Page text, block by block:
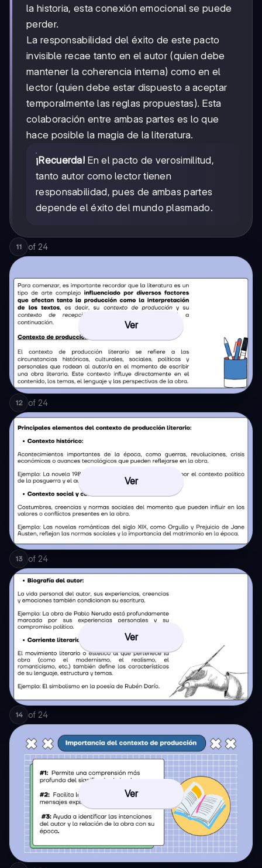
la historia, esta conexión emocional se puede
perder.
La responsabilidad del éxito de este pacto
invisible recae tanto en el autor (quien debe
mantener la coherencia interna) como en el
lector (quien debe estar dispuesto a aceptar
temporalmente las reglas propuestas). Esta
colaboración entre ambas partes es lo que
hace posible la magia de la literatura.
¡Recuerda! En el pacto de verosimilitud,
tanto autor como lector tienen
responsabilidad, pues de ambas partes
depende el éxito del mundo plasmado.
11 of 24
Ver
12 of 24
Ver
13 of 24
Ver
14 of 24
Ver